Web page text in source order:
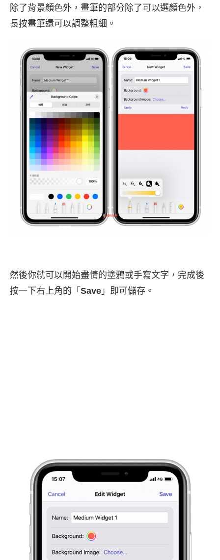
除了背景顏色外，畫筆的部分除了可以選顏色外，
長按畫筆還可以調整粗細。
然後你就可以開始盡情的塗鴉或手寫文字，完成後
按一下右上角的「 Save 」即可儲存。